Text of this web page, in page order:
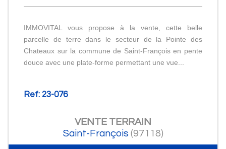
IMMOVITAL vous propose à la vente, cette belle
parcelle de terre dans le secteur de la Pointe des
Chateaux sur la commune de Saint-François en pente
douce avec une plate-forme permettant une vue...
Ref: 23-076
VENTE TERRAIN
Saint-François (97118)